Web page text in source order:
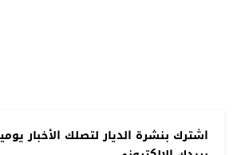
اشترك بنشرة الديار لتصلك الأخبار